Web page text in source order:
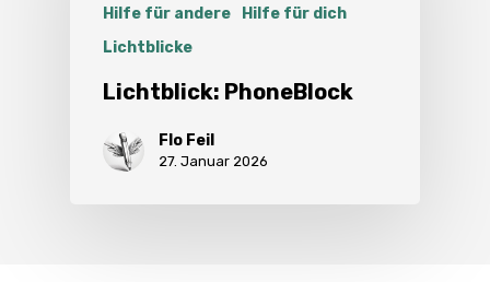
Hilfe für andere
Hilfe für dich
Lichtblicke
Lichtblick: PhoneBlock
Flo Feil
27. Januar 2026